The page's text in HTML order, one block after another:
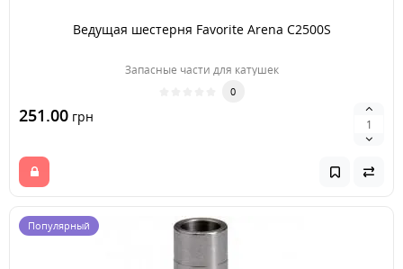
Ведущая шестерня Favorite Arena C2500S
Запасные части для катушек
0
251.00 грн
Популярный